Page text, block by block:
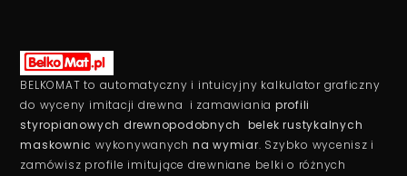
BELKOMAT to automatyczny i intuicyjny kalkulator graficzny
do wyceny imitacji drewna i zamawiania profili
styropianowych drewnopodobnych belek rustykalnych
maskownic wykonywanych na wymiar. Szybko wycenisz i
zamówisz profile imitujące drewniane belki o różnych